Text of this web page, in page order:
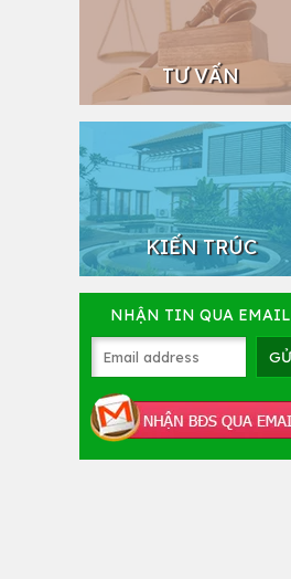
TƯ VẤN
KIẾN TRÚC
NHẬN TIN QUA EMAIL